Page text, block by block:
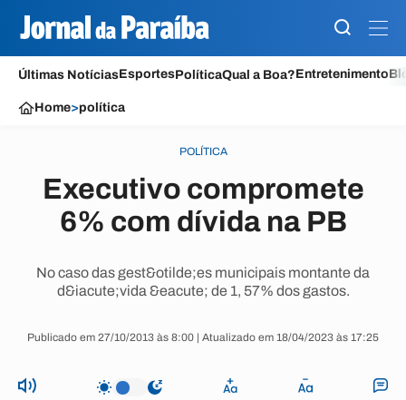
Últimas NotíciasEsportesPolíticaQual a Boa?Entretenimento
Home>política
POLÍTICA
Executivo compromete
6% com dívida na PB
No caso das gest&otilde;es municipais montante da
d&iacute;vida &eacute; de 1, 57% dos gastos.
Publicado em 27/10/2013 às 8:00 | Atualizado em 18/04/2023 às 17:25